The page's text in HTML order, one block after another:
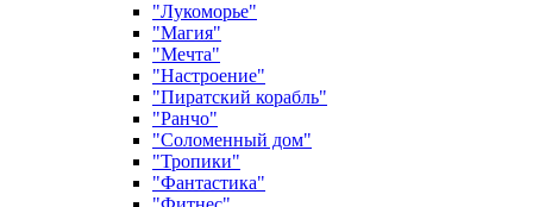
"Лукоморье"
"Магия"
"Мечта"
"Настроение"
"Пиратский корабль"
"Ранчо"
"Соломенный дом"
"Тропики"
"Фантастика"